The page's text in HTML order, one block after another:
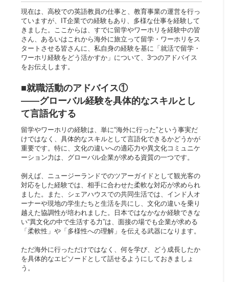
現在は、高校での英語教員の仕事と、教育事業の運営を行っ
ていますが、IT企業での経験もあり、多様な仕事を経験して
きました。ここからは、すでに留学やワーホリを経験中の皆
さん、あるいはこれから海外に旅立って留学・ワーホリをス
タートさせる皆さんに、私自身の経験を基に「就活で留学・
ワーホリ経験をどう活かすか」について、3つのアドバイス
をお伝えします。
■就職活動のアドバイス①
――グローバル経験を具体的なスキルとし
て言語化する​
留学やワーホリの経験は、単に“海外に行った”という事実だ
けではなく、具体的なスキルとして言語化できるかどうかが
重要です。特に、文化の違いへの適応力や異文化コミュニケ
ーション力は、グローバル企業が求める資質の一つです。
例えば、ニュージーランドでのツアーガイドとして観光客の
対応をした経験では、相手に合わせた柔軟な対応が求められ
ました。また、シェアハウスでの共同生活では、インド人オ
ーナーや現地の学生たちと生活を共にし、文化の違いを乗り
越えた協調性が培われました。日本ではなかなか経験できな
い“異文化の中で生活する力”は、面接の場でも企業が求める
「柔軟性」や「多様性への理解」を伝える武器になります。
ただ海外に行っただけではなく、何を学び、どう成長したか
を具体的なエピソードとして話せるようにしておきましょ
う。